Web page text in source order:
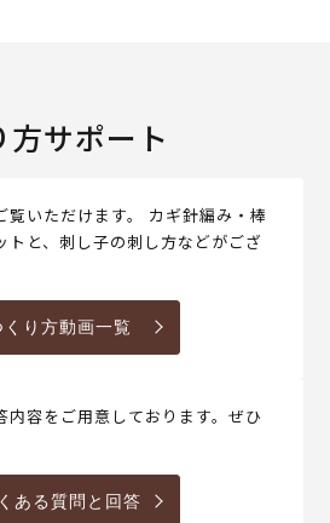
方サポート
覧いただけます。 カギ針編み・棒
トと、刺し子の刺し方などがござ
くり方動画一覧
内容をご用意しております。ぜひ
ある質問と回答